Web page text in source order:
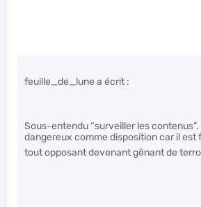
feuille_de_lune a écrit :
Sous-entendu “surveiller les contenus”.
dangereux comme disposition car il est
tout opposant devenant gênant de